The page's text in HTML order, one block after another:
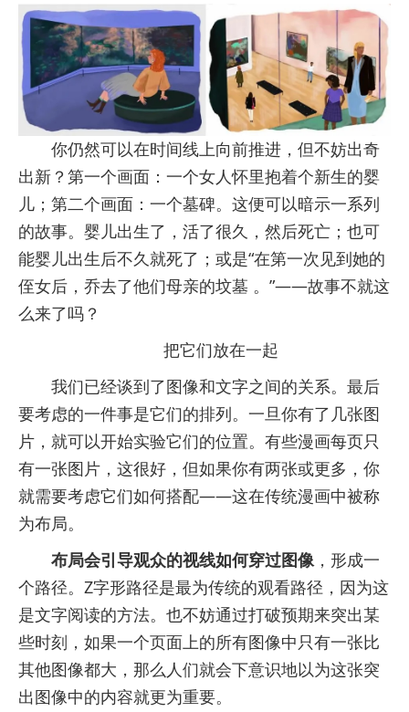
你仍然可以在时间线上向前推进，但不妨出奇
出新？第一个画面：一个女人怀里抱着个新生的婴
儿；第二个画面：一个墓碑。这便可以暗示一系列
的故事。婴儿出生了，活了很久，然后死亡；也可
能婴儿出生后不久就死了；或是“在第一次见到她的
侄女后，乔去了他们母亲的坟墓 。”——故事不就这
么来了吗？
把它们放在一起
我们已经谈到了图像和文字之间的关系。最后
要考虑的一件事是它们的排列。一旦你有了几张图
片，就可以开始实验它们的位置。有些漫画每页只
有一张图片，这很好，但如果你有两张或更多，你
就需要考虑它们如何搭配——这在传统漫画中被称
为布局。
布局会引导观众的视线如何穿过图像 ，形成一
个路径。Z字形路径是最为传统的观看路径，因为这
是文字阅读的方法。也不妨通过打破预期来突出某
些时刻，如果一个页面上的所有图像中只有一张比
其他图像都大，那么人们就会下意识地以为这张突
出图像中的内容就更为重要。